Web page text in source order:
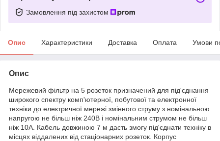
Замовлення під захистом
Опис Характеристики Доставка Оплата Умови
Опис
Мережевий фільтр на 5 розеток призначений для під'єднання
широкого спектру комп'ютерної, побутової та електронної
техніки до електричної мережі змінного струму з номінальною
напругою не більш ніж 240В і номінальним струмом не більш
ніж 10А. Кабель довжиною 7 м дасть змогу під'єднати техніку в
місцях віддалених від стаціонарних розеток. Корпус